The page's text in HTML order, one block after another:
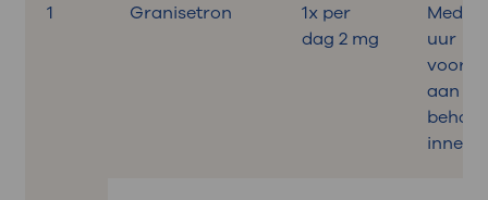
1 Granisetron
1x per
dag 2 mg
uur
aan de